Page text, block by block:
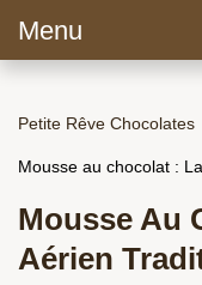
Menu
Petite Rêve Chocolates
Mousse au chocolat :
Mousse Au
Aérien